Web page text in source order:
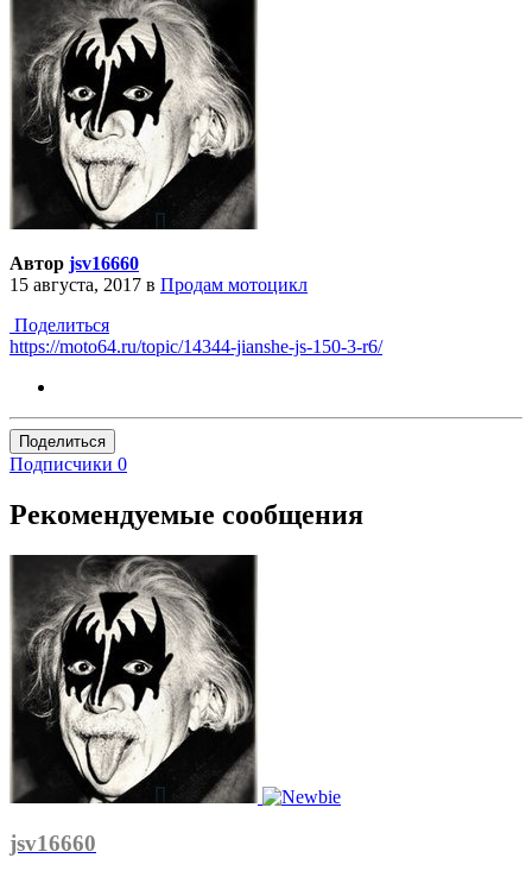
Автор jsv16660
15 августа, 2017 в Продам мотоцикл
Поделиться
https://moto64.ru/topic/14344-jianshe-js-150-3-r6/
Поделиться
Подписчики 0
Рекомендуемые сообщения
jsv16660